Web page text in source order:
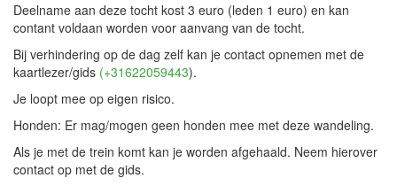
Deelname aan deze tocht kost 3 euro (leden 1 euro) en kan
contant voldaan worden voor aanvang van de tocht.
Bij verhindering op de dag zelf kan je contact opnemen met de
kaartlezer/gids (+31622059443).
Je loopt mee op eigen risico.
Honden: Er mag/mogen geen honden mee met deze wandeling.
Als je met de trein komt kan je worden afgehaald. Neem hierover
contact op met de gids.